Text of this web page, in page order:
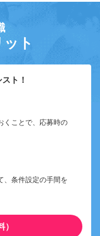
ト
ト！
くことで、応募時の
、条件設定の手間を